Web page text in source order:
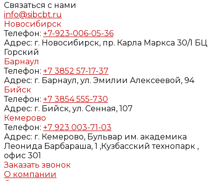
Связаться с нами
info@sibcbt.ru
Новосибирск
Телефон: +7-923-006-05-36
Адрес: г. Новосибирск, пр. Карла Маркса 30/1 БЦ
Горский
Барнаул
Телефон: +7 3852 57-17-37
Адрес: г. Барнаул, ул. Эмилии Алексеевой, 94
Бийск
Телефон: +7 3854 555-730
Адрес: г. Бийск, ул. Сенная, 107
Кемерово
Телефон: +7 923 003-71-03
Адрес: г. Кемерово, Бульвар им. академика
Леонида Барбараша, 1 ,Кузбасский технопарк ,
офис 301
Заказать звонок
О компании